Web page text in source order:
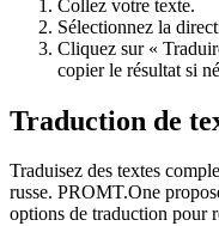
Collez votre texte.
Sélectionnez la
Cliquez sur «
copier le résultat si
Traduction de
Traduisez des textes
russe. PROMT.One
options de traduction pour